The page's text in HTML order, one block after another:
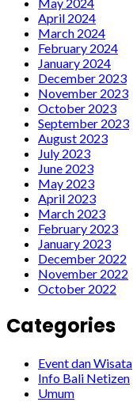
April 2024
March 2024
February 2024
January 2024
December 2023
November 2023
October 2023
September 2023
August 2023
July 2023
June 2023
May 2023
April 2023
March 2023
February 2023
January 2023
December 2022
November 2022
October 2022
Categories
Event dan Wisata
Info Bali Netizen
Umum